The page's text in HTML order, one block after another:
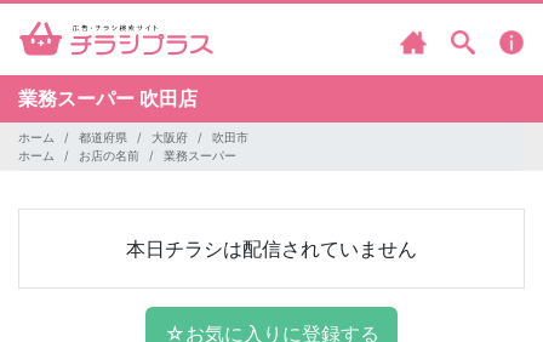
業務スーパー 吹田店
ホーム 都道府県 大阪府
吹田市
ホーム
お店の名前 業務スーパー
本日チラシは配信されていません